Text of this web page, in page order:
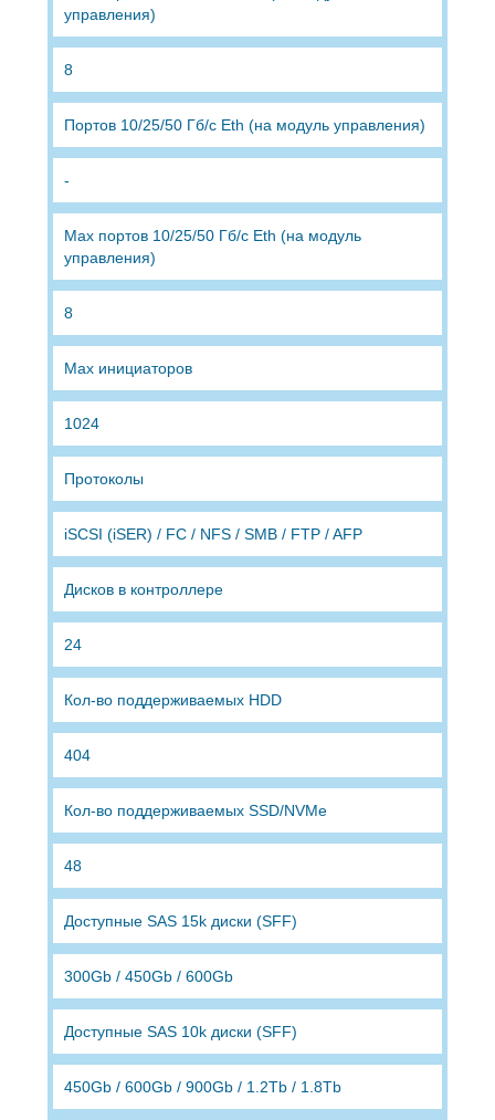
управления)
8
Портов 10/25/50 Гб/с Eth (на модуль управления)
-
Max портов 10/25/50 Гб/с Eth (на модуль
управления)
8
Max инициаторов
1024
Протоколы
iSCSI (iSER) / FC / NFS / SMB / FTP / AFP
Дисков в контроллере
24
Кол-во поддерживаемых HDD
404
Кол-во поддерживаемых SSD/NVMe
48
Доступные SAS 15k диски (SFF)
300Gb / 450Gb / 600Gb
Доступные SAS 10k диски (SFF)
450Gb / 600Gb / 900Gb / 1.2Tb / 1.8Tb